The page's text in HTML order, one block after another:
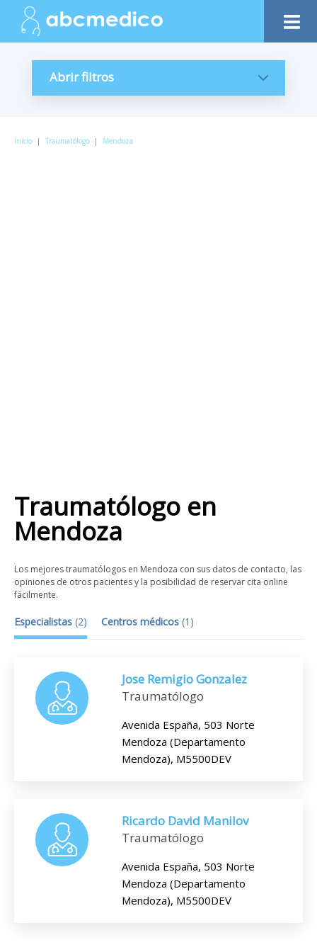
Abrir filtros
Inicio | Traumatólogo | Mendoza
Traumatólogo en
Mendoza
Los mejores traumatólogos en Mendoza con sus datos de contacto, las
opiniones de otros pacientes y la posibilidad de reservar cita online
fácilmente.
Especialistas (2) Centros médicos (1 )
Jose Remigio Gonzalez
Traumatólogo
Avenida España, 503 Norte
Mendoza (Departamento
Mendoza), M5500DEV
Ricardo David Manilov
Traumatólogo
Avenida España, 503 Norte
Mendoza (Departamento
Mendoza), M5500DEV